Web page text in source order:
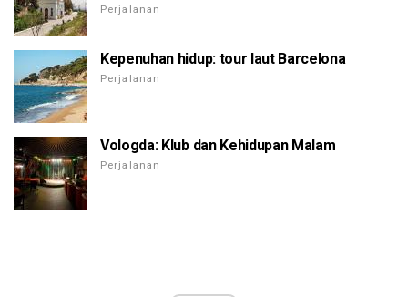
Perjalanan
Kepenuhan hidup: tour laut Barcelona
Perjalanan
Vologda: Klub dan Kehidupan Malam
Perjalanan